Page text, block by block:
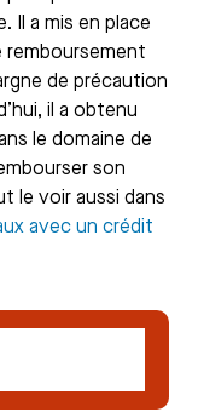
Il a mis en place
remboursement
de précaution
il a obtenu
le domaine de
son
le voir aussi dans
avec un crédit